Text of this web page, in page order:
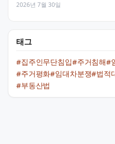
2026년 7월 30일
태그
#집주인무단침입#주거침해#
#주거평화#임대차분쟁#법적
#부동산법